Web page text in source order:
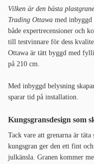
Vilken är den bästa
Trading Ottawa med
både expertrecensioner och
till testvinnare för dess
Ottawa är tätt byggd med
på 210 cm.
Med inbyggd belysning
sparar tid på installation.
Kungsgransdesign som
Tack vare att grenarna är täta
kungsgran ger den ett fint
julkänsla. Granen kommer